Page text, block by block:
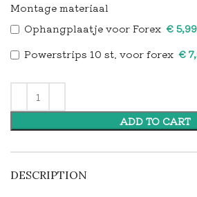
Montage materiaal
Ophangplaatje voor Forex
Powerstrips 10 st. voor forex
ADD TO CART
DESCRIPTION